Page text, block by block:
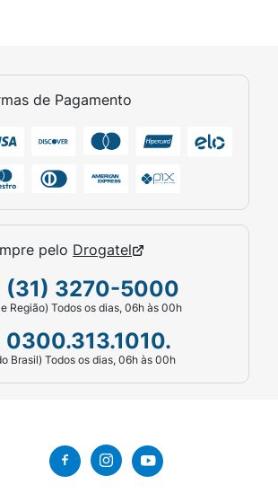
com uso regular
de Pagamento
pelo Drogatel
(31) 3270-5000
Região) Todos os dias, 06h às 00h
0300.313.1010.
Brasil) Todos os dias, 06h às 00h